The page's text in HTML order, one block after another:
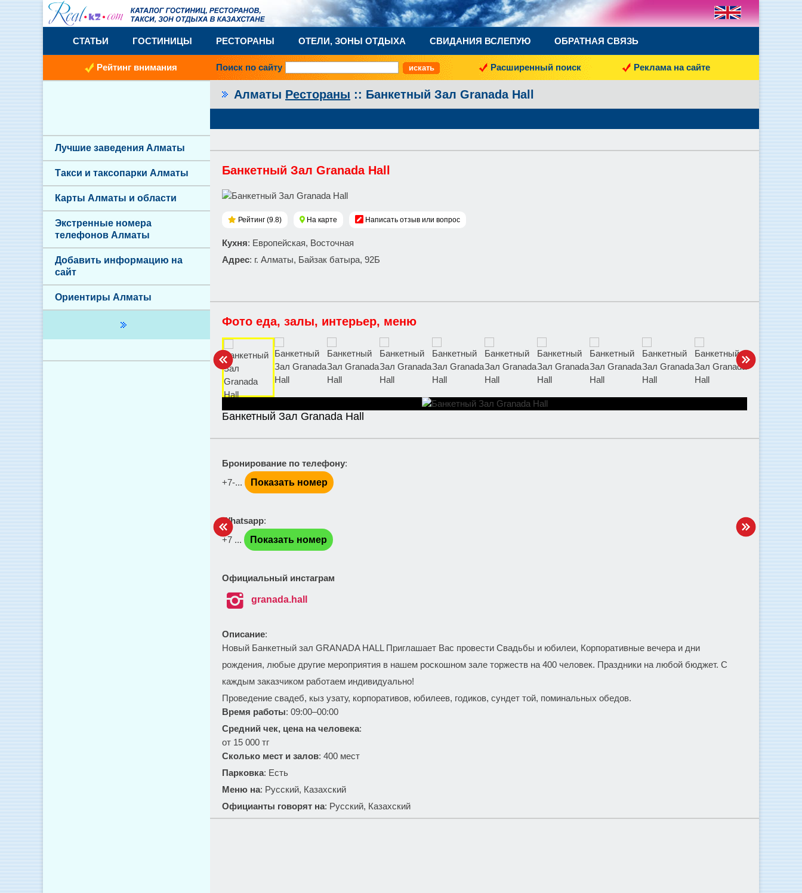
СТАТЬИ ГОСТИНИЦЫ РЕСТОРАНЫ ОТЕЛИ, ЗОНЫ ОТДЫХА СВИДАНИЯ ВСЛЕПУЮ ОБРАТНАЯ СВЯЗЬ
Рейтинг внимания Поиск по сайту Расширенный поиск Реклама на сайте
Алматы Рестораны :: Банкетный Зал Granada Hall
Банкетный Зал Granada Hall
Рейтинг (9.8) На карте Написать отзыв или вопрос
Кухня: Европейская, Восточная
Адрес: г. Алматы, Байзак батыра, 92Б
Фото еда, залы, интерьер, меню
Банкетный Зал Granada Hall
Бронирование по телефону:
+7-...
Показать номер
Whatsapp:
+7 ...
Показать номер
Официальный инстаграм
 granada.hall
Описание:
Новый Банкетный зал GRANADA HALL Приглашает Вас провести Свадьбы и юбилеи, Корпоративные вечера и дни
рождения, любые другие мероприятия в нашем роскошном зале торжеств на 400 человек. Праздники на любой бюджет. С
каждым заказчиком работаем индивидуально!
Проведение свадеб, кыз узату, корпоративов, юбилеев, годиков, сундет той, поминальных обедов.
Время работы: 09:00–00:00
Средний чек, цена на человека:
от 15 000 тг
Сколько мест и залов: 400 мест
Парковка: Есть
Меню на: Русский, Казахский
Официанты говорят на: Русский, Казахский
Лучшие заведения Алматы
Такси и таксопарки Алматы
Карты Алматы и области
Экстренные номера
телефонов Алматы
Добавить информацию на
сайт
Ориентиры Алматы